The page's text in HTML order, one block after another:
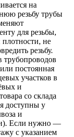
на
резьбу трубы
для резьбы,
не
резьбу.
трубопроводов
постоянная
участков в
и
со склада
доступны у
и
Если нужно —
с указанием